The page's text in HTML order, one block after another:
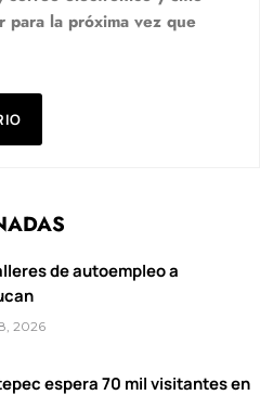
para la próxima vez que
de autoempleo a
2026
espera 70 mil visitantes en